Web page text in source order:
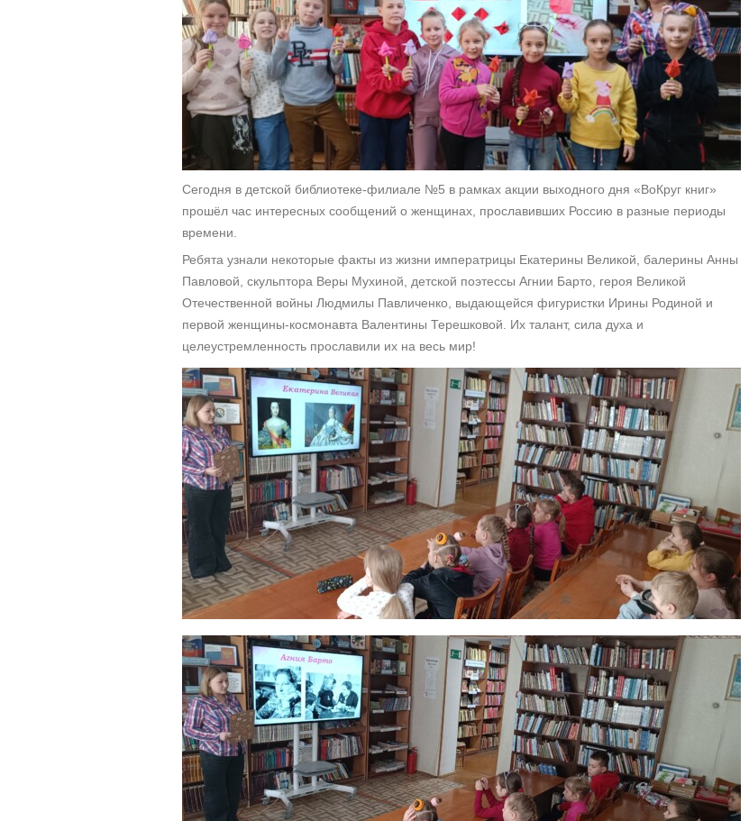
Сегодня в детской библиотеке-филиале №5 в рамках акции выходного дня «ВоКруг книг»
прошёл час интересных сообщений о женщинах, прославивших Россию в разные периоды
времени.
Ребята узнали некоторые факты из жизни императрицы Екатерины Великой, балерины Анны
Павловой, скульптора Веры Мухиной, детской поэтессы Агнии Барто, героя Великой
Отечественной войны Людмилы Павличенко, выдающейся фигуристки Ирины Родиной и
первой женщины-космонавта Валентины Терешковой. Их талант, сила духа и
целеустремленность прославили их на весь мир!